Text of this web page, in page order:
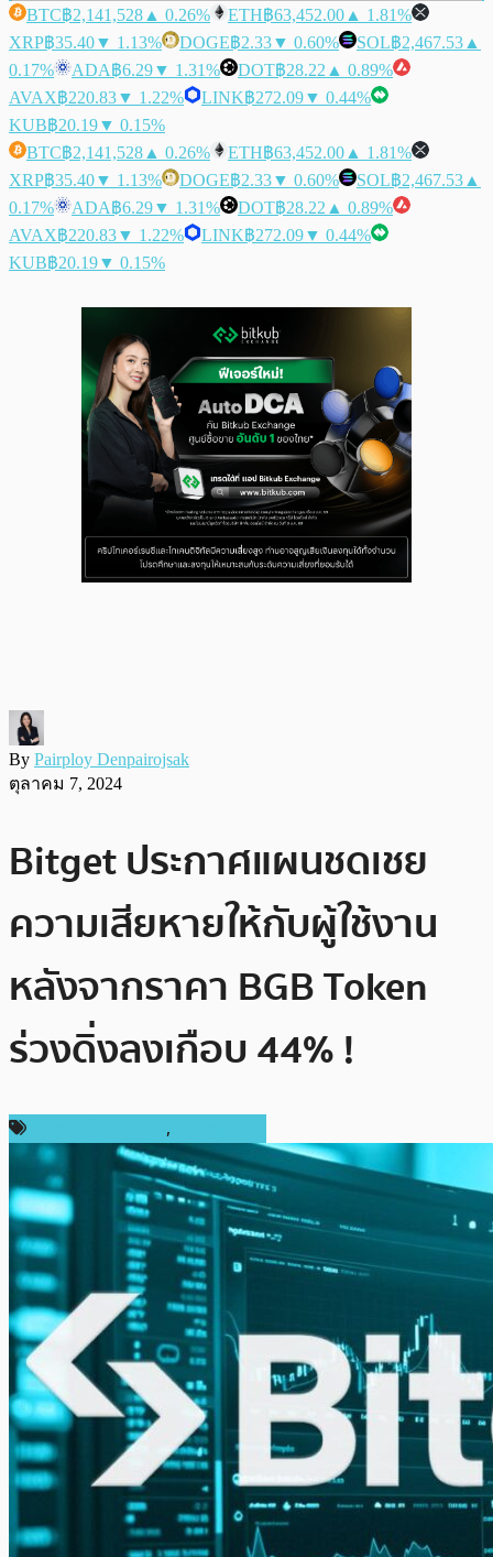
BTC฿2,141,528 ▲ 0.26% ETH฿63,452.00 ▲ 1.81%
XRP฿35.40▼ 1.13% DOGE฿2.33▼ 0.60% SOL฿2,467.53 ▲
0.17%
ADA฿6.29▼ 1.31% DOT฿28.22 ▲ 0.89%
AVAX฿220.83▼ 1.22% LINK฿272.09▼ 0.44%
KUB฿20.19▼ 0.15%
BTC฿2,141,528 ▲ 0.26% ETH฿63,452.00 ▲ 1.81%
XRP฿35.40▼ 1.13% DOGE฿2.33▼ 0.60% SOL฿2,467.53 ▲
0.17%
ADA฿6.29▼ 1.31% DOT฿28.22 ▲ 0.89%
AVAX฿220.83▼ 1.22% LINK฿272.09▼ 0.44%
KUB฿20.19▼ 0.15%
By Pairploy Denpairojsak
ตุลาคม 7, 2024
Bitget ประกาศแผนชดเชย
ความเสียหายให้กับผู้ใช้งาน
หลังจากราคา BGB Token
ร่วงดิ่งลงเกือบ 44% !
,